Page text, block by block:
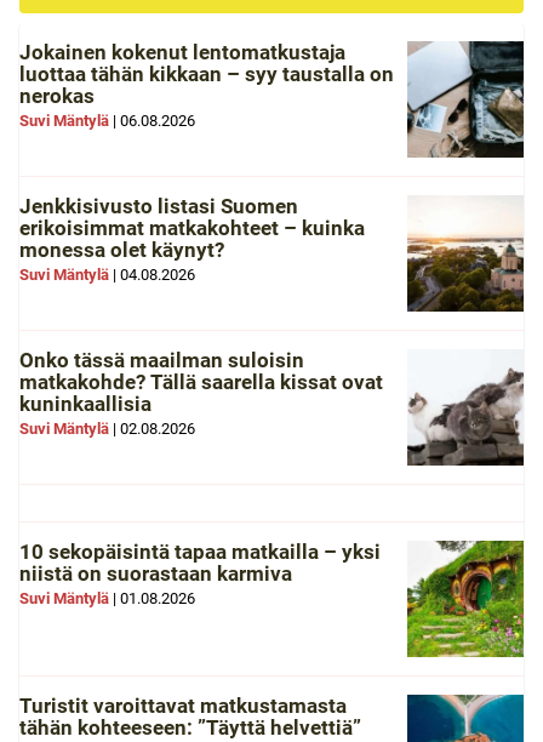
Jokainen kokenut lentomatkustaja
luottaa tähän kikkaan – syy taustalla on
nerokas
Suvi Mäntylä | 06.08.2026
Jenkkisivusto listasi Suomen
erikoisimmat matkakohteet – kuinka
monessa olet käynyt?
Suvi Mäntylä | 04.08.2026
Onko tässä maailman suloisin
matkakohde? Tällä saarella kissat ovat
kuninkaallisia
Suvi Mäntylä | 02.08.2026
10 sekopäisintä tapaa matkailla – yksi
niistä on suorastaan karmiva
Suvi Mäntylä | 01.08.2026
Turistit varoittavat matkustamasta
tähän kohteeseen: ”Täyttä helvettiä”